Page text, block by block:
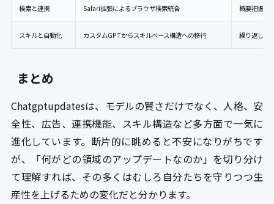
検索と連携 Safari拡張によるブラウザ検索統合 概要把握は
スキルと自動化 カスタムGPTからスキルベース構造への移行 繰り返し業
まとめ
Chatgptupdatesは、モデルの賢さだけでなく、人格、安
全性、広告、連携機能、スキル構造など多方面で一気に
進化しています。断片的に眺めると不安になりがちです
が、「何がどの領域のアップデートなのか」を切り分け
て理解すれば、その多くはむしろ自分たちを守りつつ生
産性を上げるための変化だと分かります。